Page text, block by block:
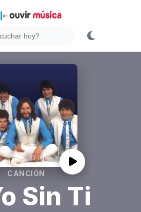
CANCIÓN
Sin Ti